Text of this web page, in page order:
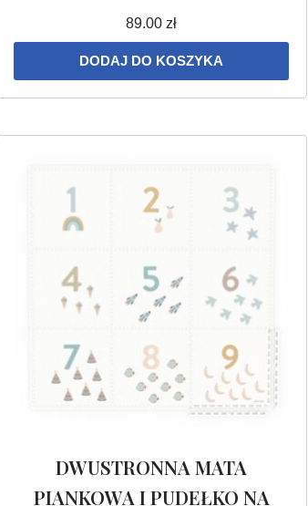
89.00zł
DODAJ DO KOSZYKA
DWUSTRONNA MATA
PIANKOWA I PUDEŁKO NA